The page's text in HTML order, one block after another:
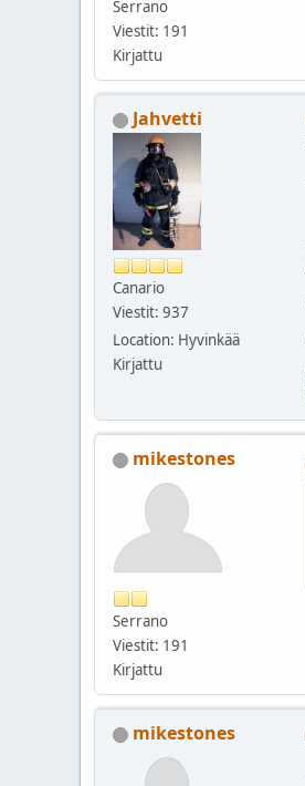
Serrano
Viestit: 191
Kirjattu
Jahvetti
Canario
Viestit: 937
Location: Hyvinkää
Kirjattu
mikestones
Serrano
Viestit: 191
Kirjattu
mikestones